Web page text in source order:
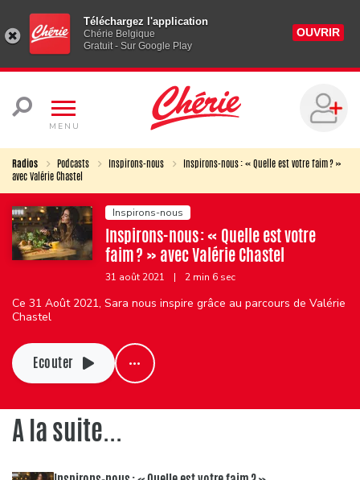
Téléchargez l'application
Chérie Belgique
Gratuit - Sur Google Play
OUVRIR
MENU
Radios Podcasts Inspirons-nous
Inspirons-nous : « Quelle est votre faim ? »
avec Valérie Chastel
Inspirons-nous
Inspirons-nous : « Quelle est votre
faim ? » avec Valérie Chastel
31 août 2021 | 2 min 6 sec
Ce 31 Août 2021, Sara nous inspire grâce au parcours de Valérie
Chastel
Ecouter
A la suite...